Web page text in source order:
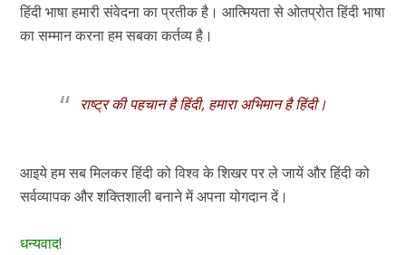
हिंदी भाषा हमारी संवेदना का प्रतीक है। आत्मियता से ओतप्रोत हिंदी भाषा
का सम्मान करना हम सबका कर्तव्य है।
राष्ट्र की पहचान है हिंदी, हमारा अभिमान है हिंदी।
आइये हम सब मिलकर हिंदी को विश्व के शिखर पर ले जायें और हिंदी को
सर्वव्यापक और शक्तिशाली बनाने में अपना योगदान दें।
धन्यवाद!